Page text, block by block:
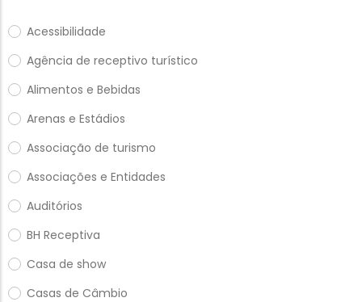
Acessibilidade
Agência de receptivo turístico
Alimentos e Bebidas
Arenas e Estádios
Associação de turismo
Associações e Entidades
Auditórios
BH Receptiva
Casa de show
Casas de Câmbio